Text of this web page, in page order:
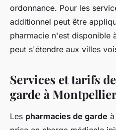
ordonnance. Pour les
additionnel peut être
pharmacie n'est disponible
peut s'étendre aux villes
Services et tarifs
garde à
Les pharmacies de garde